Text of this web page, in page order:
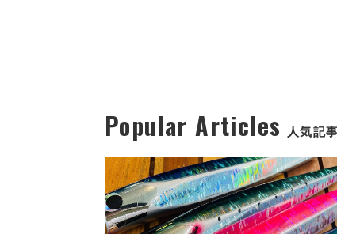
Popular Articles 人気記事